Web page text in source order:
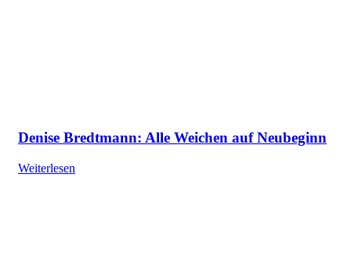
Denise Bredtmann: Alle Weichen auf Neubeginn
Weiterlesen